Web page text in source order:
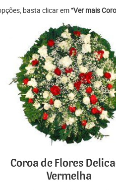
basta clicar em“Ver mais
Coroa de Flores
Vermelha